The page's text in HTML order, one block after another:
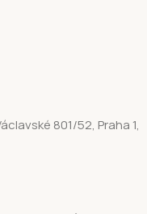
801/52, Praha 1,